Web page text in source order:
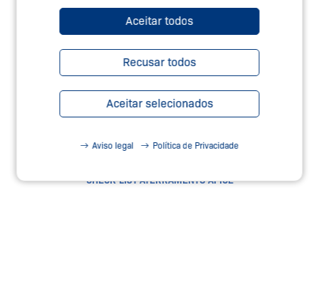
CHECK-LIST ATERRAMENTO ÁPICE
Aceitar todos
Recusar todos
Aceitar selecionados
Aviso legal Política de Privacidade